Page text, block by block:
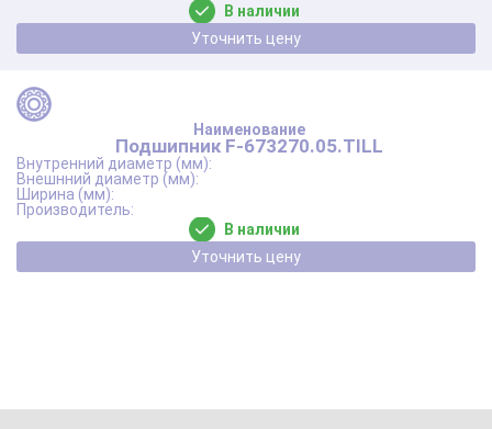
В наличии
Уточнить цену
Подшипник F-673270.05.TILL
В наличии
Уточнить цену